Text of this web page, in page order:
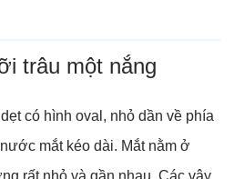
trâu một nắng
có hình oval, nhỏ dần về phía
mắt kéo dài. Mắt nằm ở
rất nhỏ và gần nhau. Các vây